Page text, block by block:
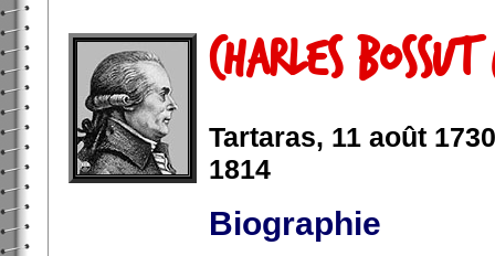
Charles
Tartaras, 11 août
1814
Biographie